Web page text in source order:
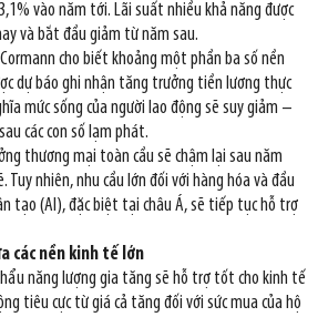
vào năm tới. Lãi suất nhiều khả năng được
và bắt đầu giảm từ năm sau.
cho biết khoảng một phần ba số nền
dự báo ghi nhận tăng trưởng tiền lương thực
mức sống của người lao động sẽ suy giảm –
các con số lạm phát.
thương mại toàn cầu sẽ chậm lại sau năm
nhiên, nhu cầu lớn đối với hàng hóa và đầu
tạo (AI), đặc biệt tại châu Á, sẽ tiếp tục hỗ trợ
các nền kinh tế lớn
năng lượng gia tăng sẽ hỗ trợ tốt cho kinh tế
tiêu cực từ giá cả tăng đối với sức mua của hộ